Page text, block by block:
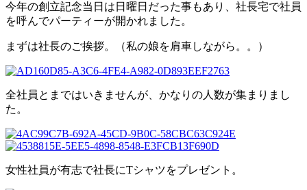
今年の創立記念当日は日曜日だった事もあり、社長宅で社員
を呼んでパーティーが開かれました。
まずは社長のご挨拶。（私の娘を肩車しながら。。）
全社員とまではいきませんが、かなりの人数が集まりまし
た。
女性社員が有志で社長にTシャツをプレゼント。